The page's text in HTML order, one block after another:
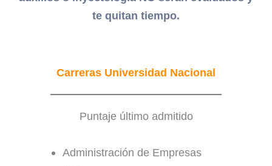
te quitan tiempo.
Carreras Universidad Nacional
Puntaje último admitido
Administración de Empresas